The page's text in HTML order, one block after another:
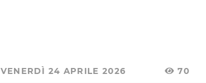
VENERDÌ 24 APRILE 2026 70